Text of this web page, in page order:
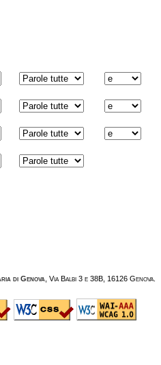
di Genova , Via Balbi 3 e 38B, 16126 Genova.